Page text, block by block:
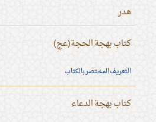
هدر
كتاب بهجة الحجة(عج)
التعريف المختصر بالكتاب
كتاب بهجة الدعاء